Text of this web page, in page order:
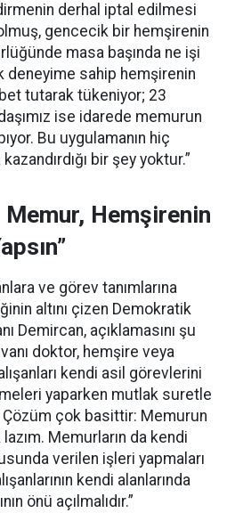
derhal iptal edilmesi
gencecik bir hemşirenin
masa başında ne işi
deneyime sahip hemşirenin
tutarak tükeniyor; 23
ise idarede memurun
Bu uygulamanın hiç
bir şey yoktur.”
Hemşirenin
ve görev tanımlarına
altını çizen Demokratik
Demircan, açıklamasını şu
doktor, hemşire veya
kendi asil görevlerini
yaparken mutlak suretle
Çözüm çok basittir: Memurun
Memurların da kendi
verilen işleri yapmaları
kendi alanlarında
önü açılmalıdır.”